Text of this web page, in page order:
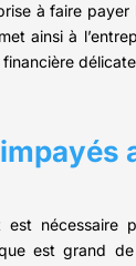
à faire
ainsi à
est
est grand